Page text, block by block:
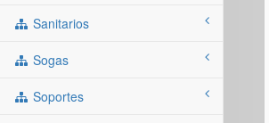
Sanitarios
Sogas
Soportes